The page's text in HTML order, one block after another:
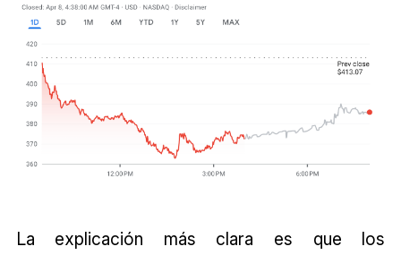
La explicación más clara es que los